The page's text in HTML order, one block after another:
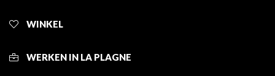
WINKEL
WERKEN IN LA PLAGNE